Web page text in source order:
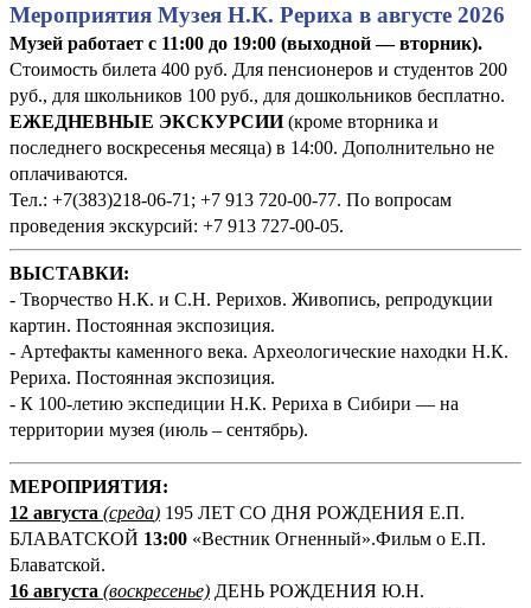
Мероприятия Музея Н.К. Рериха в августе 2026
Музей работает с 11:00 до 19:00 (выходной — вторник).
Стоимость билета 400 руб. Для пенсионеров и студентов 200
руб., для школьников 100 руб., для дошкольников бесплатно.
ЕЖЕДНЕВНЫЕ ЭКСКУРСИИ(кроме вторника и
последнего воскресенья месяца) в 14:00. Дополнительно не
оплачиваются.
Тел.: +7(383)218-06-71; +7 913 720-00-77. По вопросам
проведения экскурсий: +7 913 727-00-05.
ВЫСТАВКИ:
- Творчество Н.К. и С.Н. Рерихов. Живопись, репродукции
картин. Постоянная экспозиция.
- Артефакты каменного века. Археологические находки Н.К.
Рериха. Постоянная экспозиция.
- К 100-летию экспедиции Н.К. Рериха в Сибири — на
территории музея (июль – сентябрь).
МЕРОПРИЯТИЯ:
12 августа (среда) 195 ЛЕТ СО ДНЯ РОЖДЕНИЯ Е.П.
БЛАВАТСКОЙ 13:00 «Вестник Огненный».Фильм о Е.П.
Блаватской.
16 августа (воскресенье) ДЕНЬ РОЖДЕНИЯ Ю.Н.